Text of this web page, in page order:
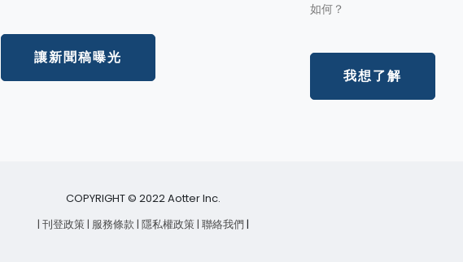
讓新聞稿曝光
如何？
我想了解
COPYRIGHT © 2022 Aotter Inc.
| 刊登政策 | 服務條款 | 隱私權政策 | 聯絡我們 |